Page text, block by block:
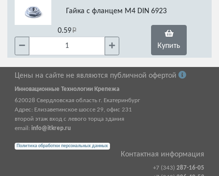
Гайка с фланцем М4 DIN 6923
0.59
Купить
Цены на сайте не являются публичной офертой
Инновационные Технологии Крепежа
620028 Свердловская область г. Екатеринбург
Адрес: Елизаветинское шоссе 29, офис 231
второй этаж вход с левого торца здания
email: info@itkrep.ru
Политика обработки персональных данных
Контактная информация
+7 (343) 287-16-05